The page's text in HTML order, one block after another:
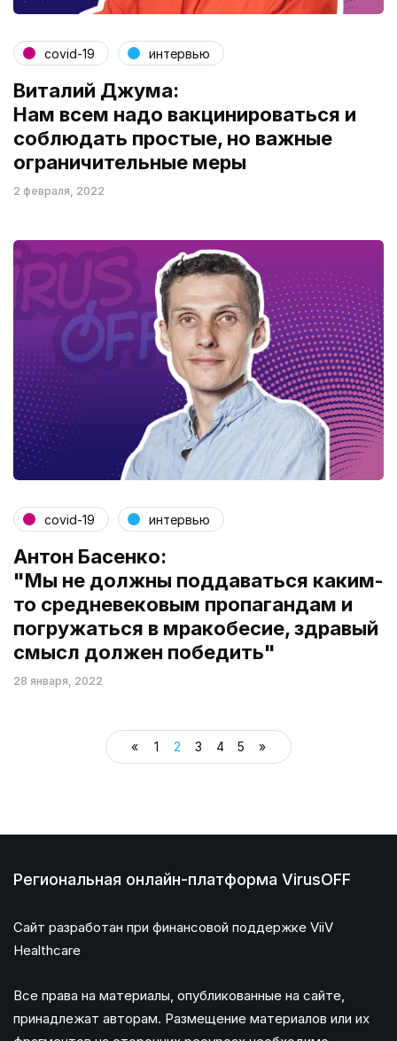
covid-19 интервью
Виталий Джума:
Нам всем надо вакцинироваться и
соблюдать простые, но важные
ограничительные меры
2 февраля, 2022
covid-19 интервью
Антон Басенко:
"Мы не должны поддаваться каким-
то средневековым пропагандам и
погружаться в мракобесие, здравый
смысл должен победить"
28 января, 2022
« 1 2 3 4 5 »
Региональная онлайн-платформа VirusOFF
Сайт разработан при финансовой поддержке ViiV
Healthcare
Все права на материалы, опубликованные на сайте,
принадлежат авторам. Размещение материалов или их